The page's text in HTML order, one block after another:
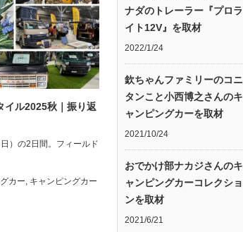
イル2025秋｜振り返
）の2日間。フィールド
カー, キャンピングカー
ナダのトレーラー『プロラ
イト12V』を取材
2022/1/24
欽ちゃんファミリーのコニ
タンこと小西博之さんのキ
ャンピングカーを取材
2021/10/24
おでかけ部ナカジさんのキ
ャンピングカーコレクショ
ンを取材
2021/6/21